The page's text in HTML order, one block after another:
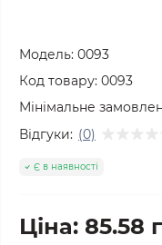
Модель: 0093
Код товару: 0093
Мінімальне
Відгуки: (0)
Є в наявності
Ціна: 85.58